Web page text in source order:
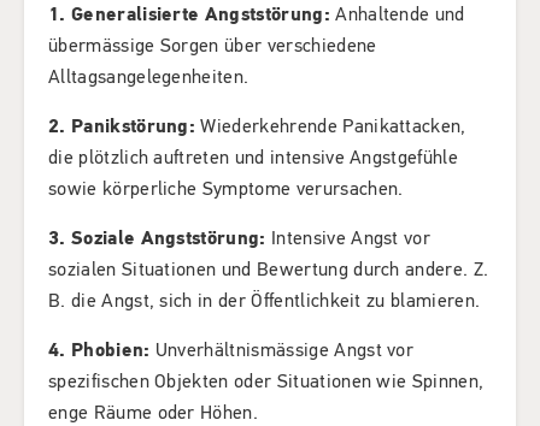
1. Generalisierte Angststörung: Anhaltende und
übermässige Sorgen über verschiedene
Alltagsangelegenheiten.
2. Panikstörung: Wiederkehrende Panikattacken,
die plötzlich auftreten und intensive Angstgefühle
sowie körperliche Symptome verursachen.
3. Soziale Angststörung: Intensive Angst vor
sozialen Situationen und Bewertung durch andere. Z.
B. die Angst, sich in der Öffentlichkeit zu blamieren.
4. Phobien: Unverhältnismässige Angst vor
spezifischen Objekten oder Situationen wie Spinnen,
enge Räume oder Höhen.